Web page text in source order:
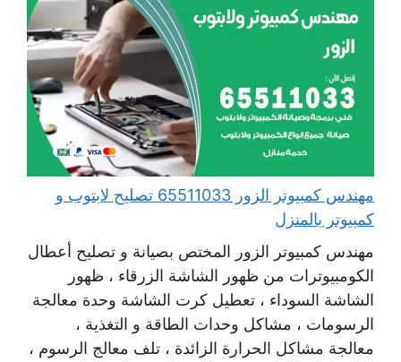
مهندس كمبيوتر الزور 65511033 تصليح لابتوب و
كمبيوتر بالمنزل
مهندس كمبيوتر الزور المختص بصيانة و تصليح أعطال
الكومبيوترات من ظهور الشاشة الزرقاء ، ظهور
الشاشة السوداء ، تعطيل كرت الشاشة وحدة معالجة
الرسومات ، مشاكل وحدات الطاقة و التغذية ،
معالجة مشاكل الحرارة الزائدة ، تلف معالج الرسوم ،